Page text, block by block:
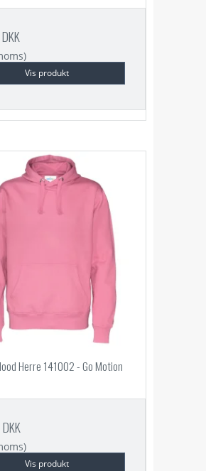
Vis produkt
Herre 141002 - Go Motion
Vis produkt